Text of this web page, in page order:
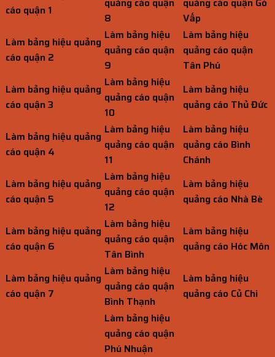
cáo quận 1
8
Vấp
Làm bảng hiệu quảng
cáo quận 2
Làm bảng hiệu
quảng cáo quận
9
Làm bảng hiệu
quảng cáo quận
Tân Phú
Làm bảng hiệu quảng
cáo quận 3
Làm bảng hiệu
quảng cáo quận
10
Làm bảng hiệu
quảng cáo Thủ Đức
Làm bảng hiệu quảng
cáo quận 4
Làm bảng hiệu
quảng cáo quận
11
Làm bảng hiệu
quảng cáo Bình
Chánh
Làm bảng hiệu quảng
cáo quận 5
Làm bảng hiệu
quảng cáo quận
12
Làm bảng hiệu
quảng cáo Nhà Bè
Làm bảng hiệu quảng
cáo quận 6
Làm bảng hiệu
quảng cáo quận
Tân Bình
Làm bảng hiệu
quảng cáo Hóc Môn
Làm bảng hiệu quảng
cáo quận 7
Làm bảng hiệu
quảng cáo quận
Bình Thạnh
Làm bảng hiệu
quảng cáo Củ Chi
Làm bảng hiệu
quảng cáo quận
Phú Nhuận